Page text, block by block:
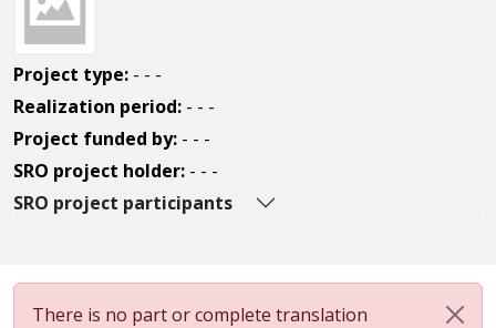
Project type: - - -
Realization period: - - -
Project funded by: - - -
SRO project holder: - - -
SRO project participants
There is no part or complete translation